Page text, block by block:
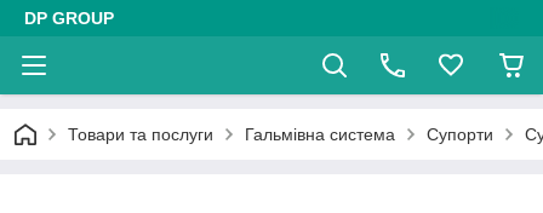
DP GROUP
Товари та послуги Гальмівна система Супорти